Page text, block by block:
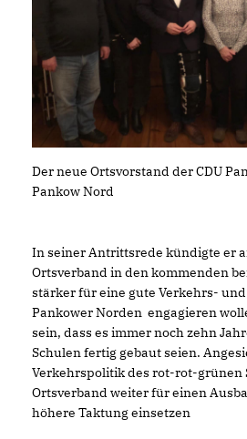
Der neue Ortsvorstand der CDU
Pankow Nord
In seiner Antrittsrede kündigte er
Ortsverband in den kommenden
stärker für eine gute Verkehrs-
Pankower Norden engagieren
sein, dass es immer noch zehn
Schulen fertig gebaut seien.
Verkehrspolitik des rot-rot-grünen
Ortsverband weiter für einen
höhere Taktung einsetzen